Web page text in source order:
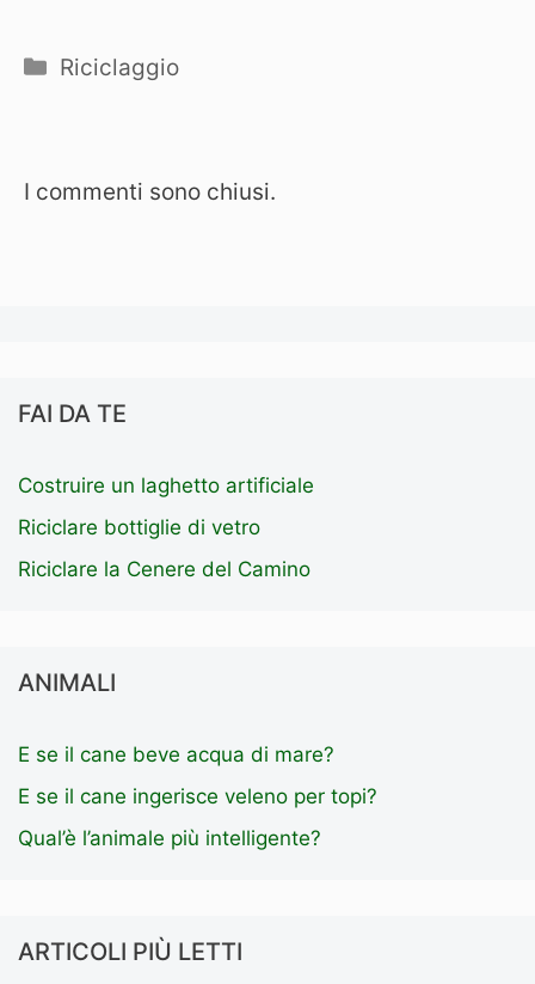
Categorie
Riciclaggio
I commenti sono chiusi.
FAI DA TE
Costruire un laghetto artificiale
Riciclare bottiglie di vetro
Riciclare la Cenere del Camino
ANIMALI
E se il cane beve acqua di mare?
E se il cane ingerisce veleno per topi?
Qual’è l’animale più intelligente?
ARTICOLI PIÙ LETTI